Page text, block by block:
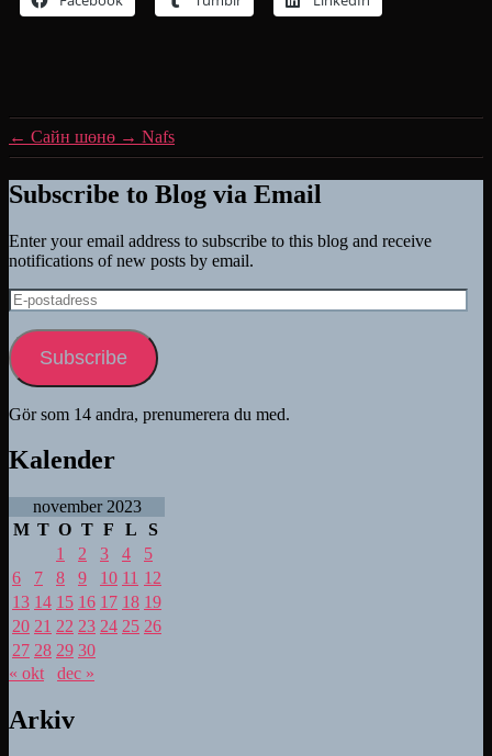
← Сайн шөнө → Nafs
Subscribe to Blog via Email
Enter your email address to subscribe to this blog and receive
notifications of new posts by email.
E-
postadress
Subscribe
Gör som 14 andra, prenumerera du med.
Kalender
november 2023
M T O T F L
S
1
2 3 4
5
6
7 8 9 10 11 12
13 14 15 16 17 18 19
20 21 22 23 24 25 26
27 28 29 30
« okt
dec »
Arkiv